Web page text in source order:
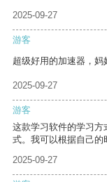
2025-09-27
游客
超级好用的加速器，妈
2025-09-27
游客
这款学习软件的学习
式。我可以根据自己的
2025-09-27